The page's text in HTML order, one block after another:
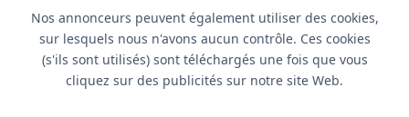
Nos annonceurs peuvent également utiliser des cookies,
sur lesquels nous n'avons aucun contrôle. Ces cookies
(s'ils sont utilisés) sont téléchargés une fois que vous
cliquez sur des publicités sur notre site Web.